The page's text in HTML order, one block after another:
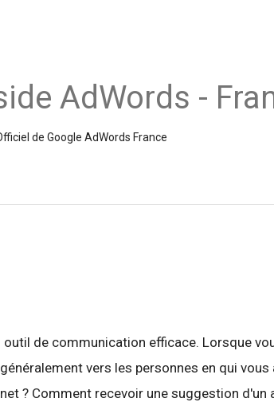
AdWords -
de Google AdWords France
outil de communication efficace. Lorsque
vers les personnes en qui vous
? Comment recevoir une suggestion d'un